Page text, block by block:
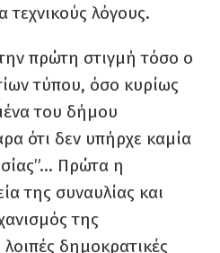
τεχνικούς λόγους.
πρώτη στιγμή τόσο ο
τύπου, όσο κυρίως
του δήμου
ότι δεν υπήρχε καμία
Πρώτα η
της συναυλίας και
της
δημοκρατικές